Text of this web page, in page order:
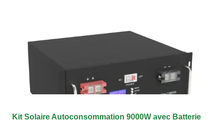
Kit Solaire Autoconsommation 9000W avec Batterie